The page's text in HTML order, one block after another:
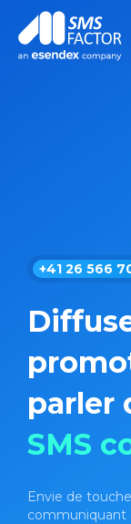
+41 26 566
parler
SMS
Envie de
communiquant